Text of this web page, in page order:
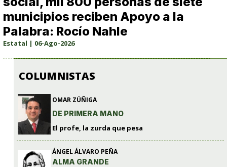
municipios reciben Apoyo a la
Palabra: Rocío Nahle
Estatal | 06-Ago-2026
COLUMNISTAS
OMAR ZÚÑIGA
DE PRIMERA MANO
El profe, la zurda que pesa
ÁNGEL ÁLVARO PEÑA
ALMA GRANDE